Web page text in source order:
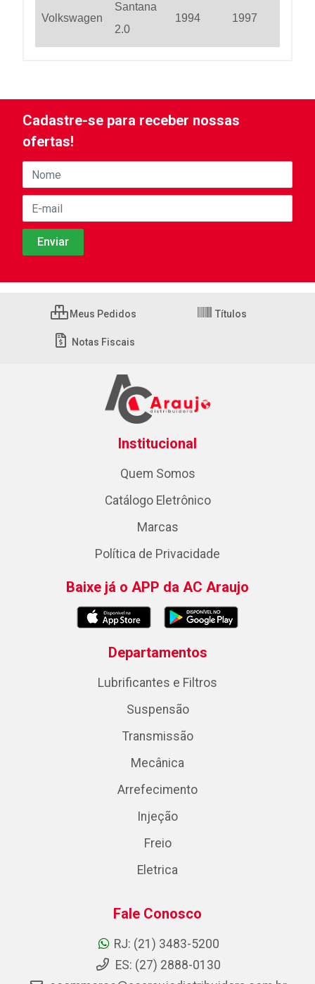
Volkswagen
Santana
2.0
1994 1997
Cadastre-se para receber nossas
ofertas!
Meus Pedidos Títulos
Notas Fiscais
Institucional
Quem Somos
Catálogo Eletrônico
Marcas
Política de Privacidade
Baixe já o APP da AC Araujo
Departamentos
Lubrificantes e Filtros
Suspensão
Transmissão
Mecânica
Arrefecimento
Injeção
Freio
Eletrica
Fale Conosco
RJ: (21) 3483-5200
ES: (27) 2888-0130